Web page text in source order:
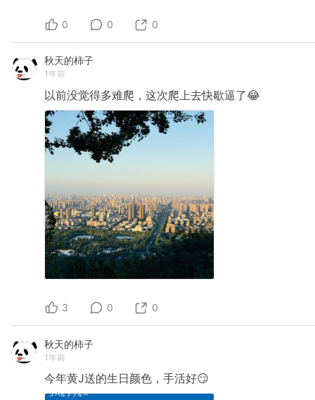
0 0 0
秋天的柿子
1年前
以前没觉得多难爬，这次爬上去快歇逼了😂
3 0 0
秋天的柿子
1年前
今年黄J送的生日颜色，手活好😏